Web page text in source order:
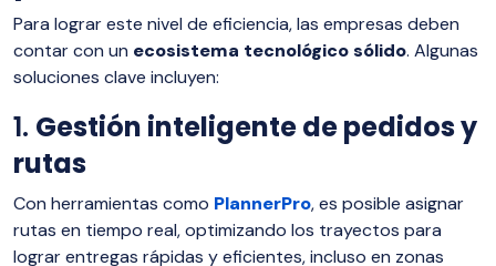
Para lograr este nivel de eficiencia, las empresas deben
contar con un ecosistema tecnológico sólido. Algunas
soluciones clave incluyen:
1. Gestión inteligente de pedidos y
rutas
Con herramientas como PlannerPro, es posible asignar
rutas en tiempo real, optimizando los trayectos para
lograr entregas rápidas y eficientes, incluso en zonas